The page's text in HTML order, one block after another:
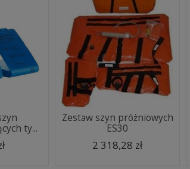
ty...
Zestaw szyn próżniowych
ES30
2 318,28 zł